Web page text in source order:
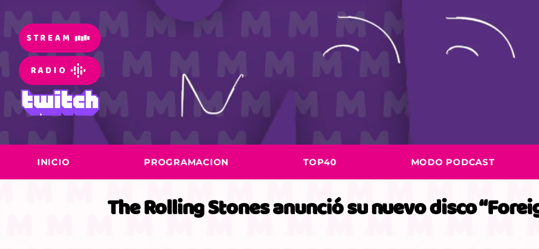
STREAM
RADIO
INICIO PROGRAMACION TOP40 MODO PODCAST
< Back
The Rolling Stones anunció su nuevo disco